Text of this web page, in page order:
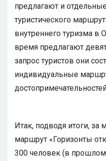
предлагают и
туристического
внутреннего туризма в
время предлагают
запрос туристов они
индивидуальные
Итак, подводя итоги, за
маршрут «Горизонты
300 человек (в прошлом